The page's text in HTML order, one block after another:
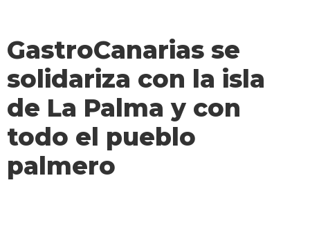
GastroCanarias se
solidariza con la isla
de La Palma y con
todo el pueblo
palmero